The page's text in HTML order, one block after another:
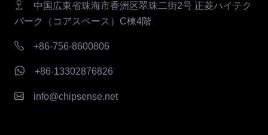
中国広東省珠海市香洲区翠珠二街2号 正菱ハイテク
パーク（コアスペース）C棟4階
+86-756-8600806
+86-13302876826
info@chipsense.net